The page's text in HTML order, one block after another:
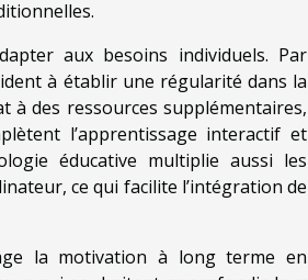
aux besoins individuels. Par
à établir une régularité dans la
à des ressources supplémentaires,
l’apprentissage interactif et
éducative multiplie aussi les
ce qui facilite l’intégration de
la motivation à long terme en